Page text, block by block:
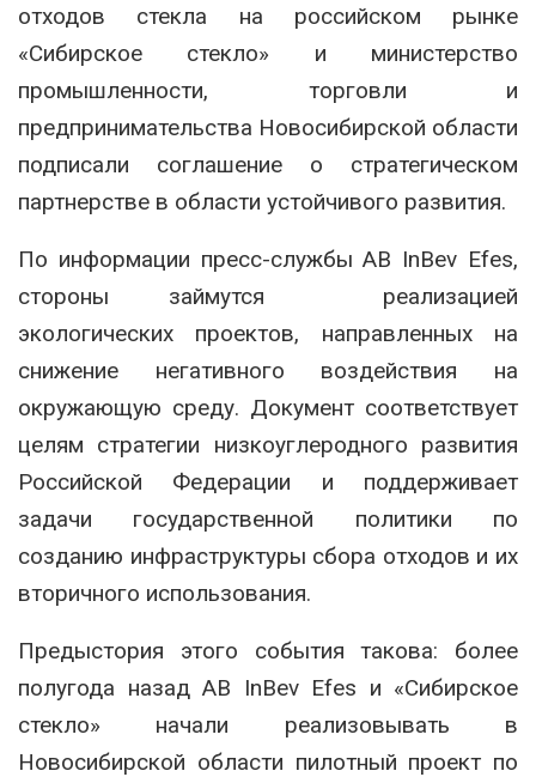
отходов стекла на российском рынке
«Сибирское стекло» и министерство
промышленности, торговли и
предпринимательства Новосибирской области
подписали соглашение о стратегическом
партнерстве в области устойчивого развития.
По информации пресс-службы AB InBev Efes,
стороны займутся реализацией
экологических проектов, направленных на
снижение негативного воздействия на
окружающую среду. Документ соответствует
целям стратегии низкоуглеродного развития
Российской Федерации и поддерживает
задачи государственной политики по
созданию инфраструктуры сбора отходов и их
вторичного использования.
Предыстория этого события такова: более
полугода назад AB InBev Efes и «Сибирское
стекло» начали реализовывать в
Новосибирской области пилотный проект по